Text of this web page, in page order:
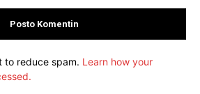
to reduce spam. Learn how your